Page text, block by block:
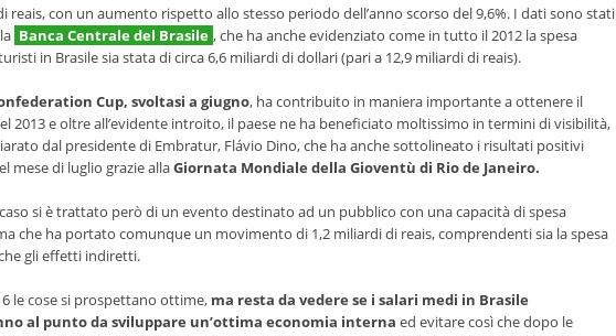
reais, con un aumento rispetto allo stesso periodo dell’anno scorso del 9,6%. I dati sono stati
Banca Centrale del Brasile , che ha anche evidenziato come in tutto il 2012 la spesa
in Brasile sia stata di circa 6,6 miliardi di dollari (pari a 12,9 miliardi di reais).
Cup, svoltasi a giugno, ha contribuito in maniera importante a ottenere il
2013 e oltre all’evidente introito, il paese ne ha beneficiato moltissimo in termini di visibilità,
dal presidente di Embratur, Flávio Dino, che ha anche sottolineato i risultati positivi
mese di luglio grazie allaGiornata Mondiale della Gioventù di Rio de Janeiro.
si è trattato però di un evento destinato ad un pubblico con una capacità di spesa
che ha portato comunque un movimento di 1,2 miliardi di reais, comprendenti sia la spesa
gli effetti indiretti.
le cose si prospettano ottime, ma resta da vedere se i salari medi in Brasile
al punto da sviluppare un’ottima economia interna ed evitare così che dopo le